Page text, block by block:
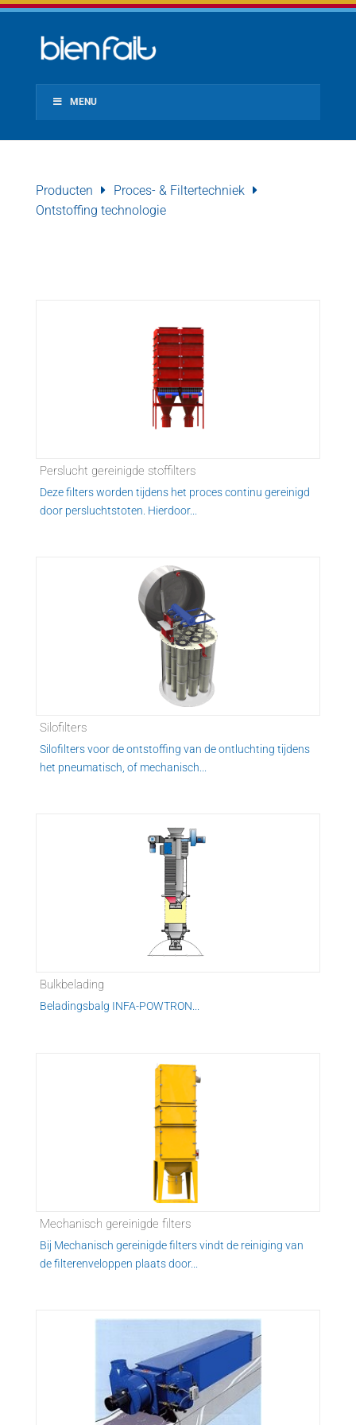
MENU
Producten
Proces- & Filtertechniek
Ontstoffing technologie
Perslucht gereinigde stoffilters
Deze filters worden tijdens het proces continu gereinigd
door persluchtstoten. Hierdoor...
Silofilters
Silofilters voor de ontstoffing van de ontluchting tijdens
het pneumatisch, of mechanisch...
Bulkbelading
Beladingsbalg INFA-POWTRON...
Mechanisch gereinigde filters
Bij Mechanisch gereinigde filters vindt de reiniging van
de filterenveloppen plaats door...